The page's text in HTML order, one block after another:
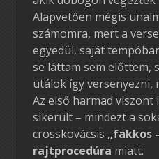
Alapvetően mégis
számomra, mert a
egyedül, saját
se láttam sem előttem,
utálok így versenyezni,
Az első harmad
sikerült – mindezt a
crosskovácsis „fakkos
rajtprocedúra miatt.